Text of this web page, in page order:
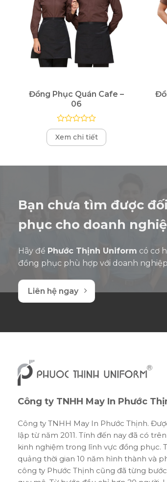
Đồng Phục Quán Cafe –
06
Được
xếp
hạng
Xem chi tiết
Bạn chưa tìm được
phục cho doanh
Hãy để Phước Thịnh Uniform có cơ
đồng phục phù hợp với doanh
Liên hệ ngay
Công ty TNHH May In Phước
Công ty TNHH May In Phước Thịnh.
lập từ năm 2011. Tính đến nay đã có
kinh nghiệm trong lĩnh vực đồng phục.
quảng thời gian 10 năm hình thành và
công ty Phước Thịnh cũng đã từng